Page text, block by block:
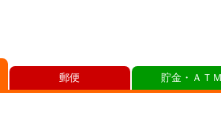
郵便 貯金・ＡＴ